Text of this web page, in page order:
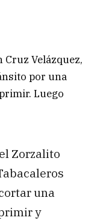
Velázquez,
por una
Luego
Zorzalito
una
y